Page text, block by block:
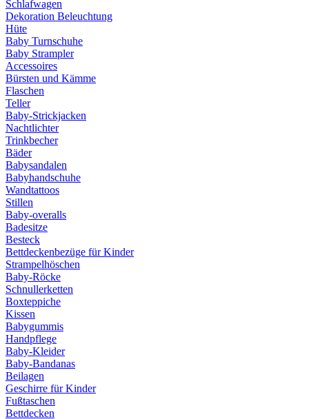
Schlafwagen
Dekoration Beleuchtung
Hüte
Baby Turnschuhe
Baby Strampler
Accessoires
Bürsten und Kämme
Flaschen
Teller
Baby-Strickjacken
Nachtlichter
Trinkbecher
Bäder
Babysandalen
Babyhandschuhe
Wandtattoos
Stillen
Baby-overalls
Badesitze
Besteck
Bettdeckenbezüge für Kinder
Strampelhöschen
Baby-Röcke
Schnullerketten
Boxteppiche
Kissen
Babygummis
Handpflege
Baby-Kleider
Baby-Bandanas
Beilagen
Geschirre für Kinder
Fußtaschen
Bettdecken